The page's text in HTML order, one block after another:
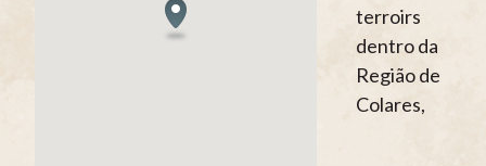
terroirs
dentro da
Região de
Colares,